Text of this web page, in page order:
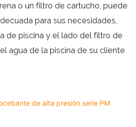
o un filtro de cartucho, puede
para sus necesidades,
de piscina y el lado del filtro de
agua de la piscina de su cliente